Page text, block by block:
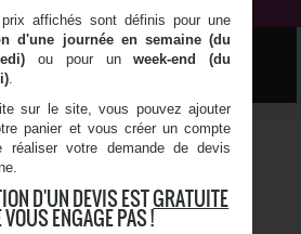
affichés sont définis pour une
d'une journée en semaine (du
ou pour unweek-end (du
.
sur le site, vous pouvez ajouter
panier et vous créer un compte
réaliser votre demande de devis
D'UN DEVIS ESTGRATUITE
VOUS ENGAGE PAS !